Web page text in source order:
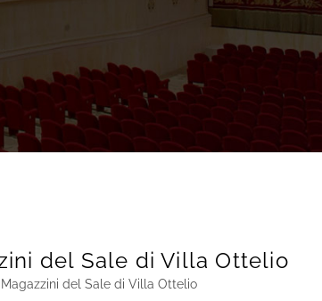
del Sale di Villa Ottelio
Magazzini del Sale di Villa Ottelio